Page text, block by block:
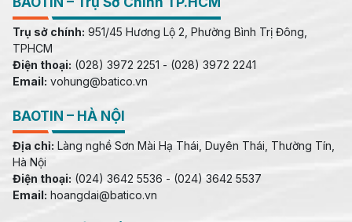
Trụ sở chính: 951/45 Hương Lộ 2, Phường Bình Trị Đông,
TPHCM
Điện thoại: (028) 3972 2251 - (028) 3972 2241
Email: vohung@batico.vn
BAOTIN – HÀ NỘI
Địa chỉ: Làng nghề Sơn Mài Hạ Thái, Duyên Thái, Thường Tín,
Hà Nội
Điện thoại: (024) 3642 5536 - (024) 3642 5537
Email: hoangdai@batico.vn